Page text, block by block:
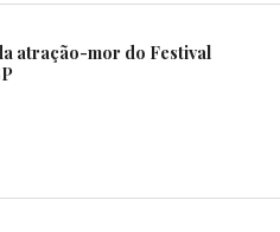
atração-mor do Festival